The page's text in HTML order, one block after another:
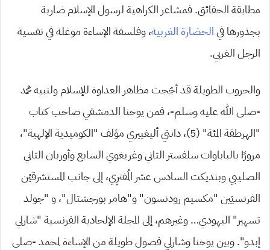
مطابقة الحقائق. فمشاعر الكراهية لرسول الإسلام ضاربة
بجذورها فيالحضارة الغربية، وفلسفة الإساءة موغلة في نفسية
الرجل الغربي.
والحروب الطويلة قد أجّجت مظاهر العداوة للإسلام ولنبيه محمد
-صلى الله عليه وسلم-، فمن يوحنا الدمشقي صاحب كتاب
“الهرطقة المئة” (5)، دانتي أليغييري مؤلف “الكوميدية الإلهية”،
مرورًا بالباباوات سلفستر الثاني وغريغوي السابع وأوربان الثاني
الصليبي وبنديكت السادس عشر المُفترِي، إلى جانب المستشرقيْن
الفرنسيَين “مكسيم رودنسون” و”هامر بورجشتال”، و “جولد
تسهير” اليهودي… وغيرهم، إلى المجلة الإلحادية الفرنسية “شارلي
إبدو”. وبين يوحنا وشارلي فصول طويلة من الإساءة لمحمد -صلى